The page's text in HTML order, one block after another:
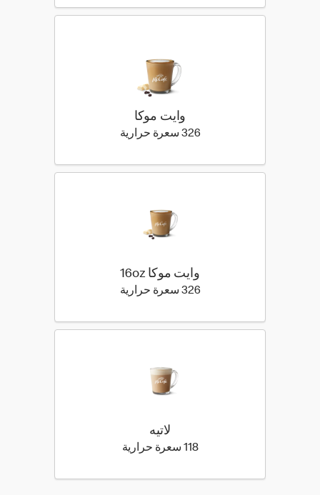
وايت موكا
326 سعرة حرارية
وايت موكا 16oz
326 سعرة حرارية
لاتيه
118 سعرة حرارية